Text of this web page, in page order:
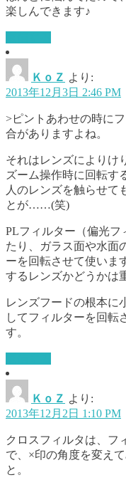
楽しんできます♪
ＫｏＺ より:
2013年12月3日 2:46 PM
>ピントあわせの時に
合がありますよね。
それはレンズによりけ
ズーム操作時に回転す
人のレンズを触らせて
とが……(笑)
PLフィルター（偏光フ
たり、ガラス面や水面
ーを回転させて使いま
するレンズかどうかは
レンズフードの根本に
してフィルターを回転
す。
ＫｏＺ より:
2013年12月2日 1:10 PM
クロスフィルタは、フ
で、×印の角度を変え
と。